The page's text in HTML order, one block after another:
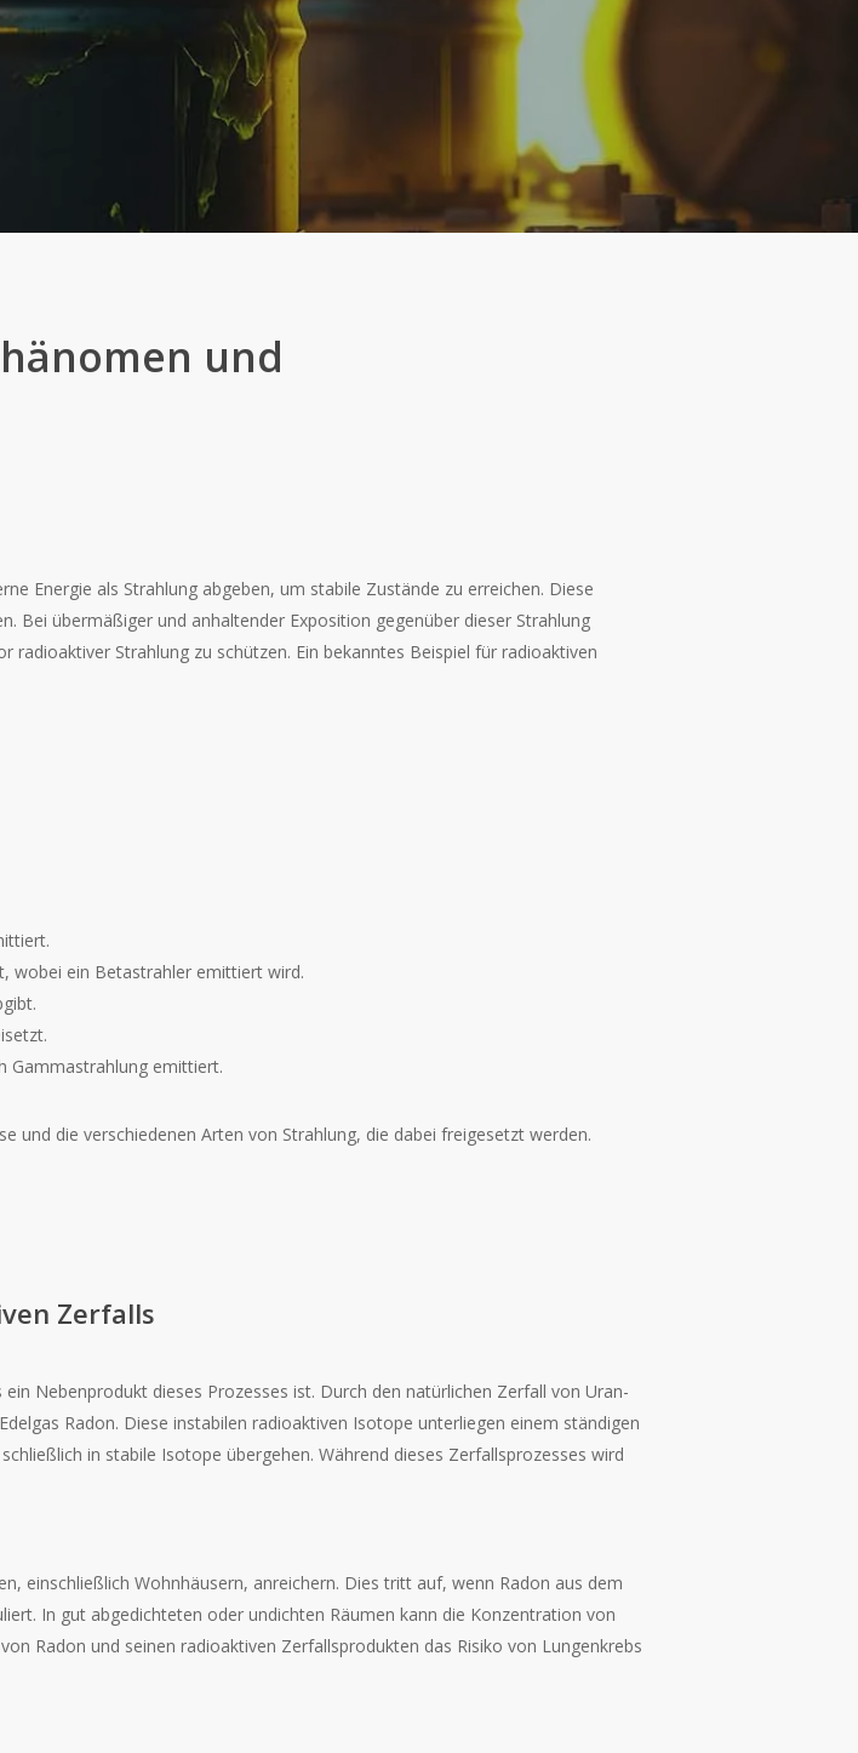
und
Energie als Strahlung abgeben, um stabile Zustände zu erreichen. Diese
Bei übermäßiger und anhaltender Exposition gegenüber dieser Strahlung
Strahlung zu schützen. Ein bekanntes Beispiel für radioaktiven
wobei ein Betastrahler emittiert wird.
Gammastrahlung emittiert.
und die verschiedenen Arten von Strahlung, die dabei freigesetzt werden.
Zerfalls
ein Nebenprodukt dieses Prozesses ist. Durch den natürlichen Zerfall von Uran-
Radon. Diese instabilen radioaktiven Isotope unterliegen einem ständigen
in stabile Isotope übergehen. Während dieses Zerfallsprozesses wird
einschließlich Wohnhäusern, anreichern. Dies tritt auf, wenn Radon aus dem
In gut abgedichteten oder undichten Räumen kann die Konzentration von
Radon und seinen radioaktiven Zerfallsprodukten das Risiko von Lungenkrebs